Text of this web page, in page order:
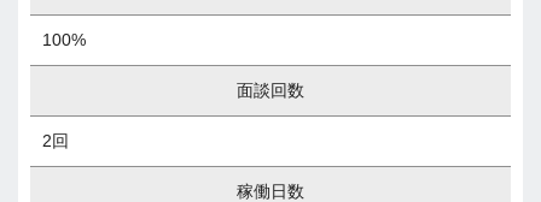
100%
面談回数
2回
稼働日数